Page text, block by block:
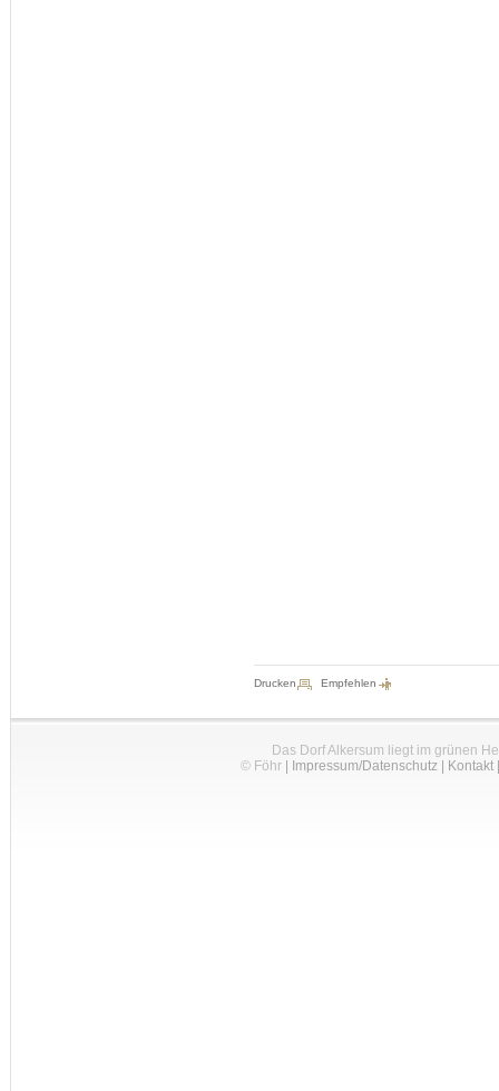
Drucken Empfehlen
Das Dorf Alkersum liegt im grünen
© Föhr| Impressum/Datenschutz| Kontakt